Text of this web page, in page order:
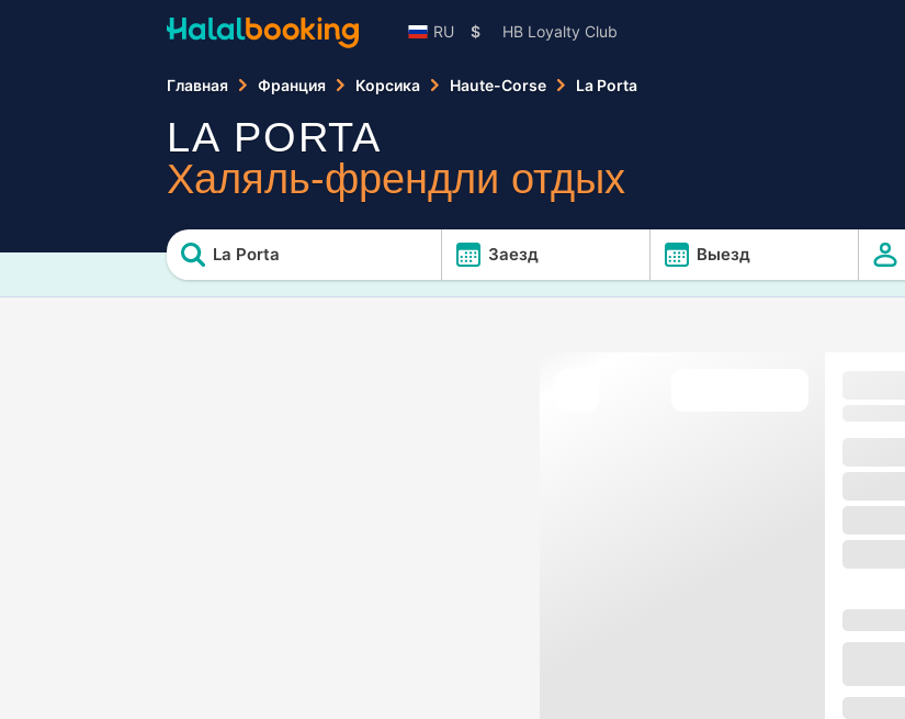
RU $ HB Loyalty Club
Главная Франция Корсика Haute-Corse La Porta
LA PORTA
Халяль-френдли отдых
La Porta Заезд Выезд